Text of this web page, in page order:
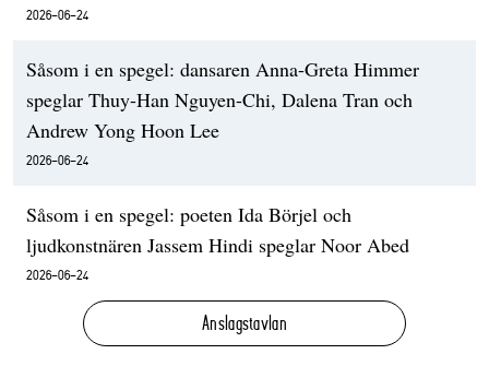
2026-06-24
Såsom i en spegel: dansaren Anna-Greta Himmer
speglar Thuy-Han Nguyen-Chi, Dalena Tran och
Andrew Yong Hoon Lee
2026-06-24
Såsom i en spegel: poeten Ida Börjel och
ljudkonstnären Jassem Hindi speglar Noor Abed
2026-06-24
Anslagstavlan